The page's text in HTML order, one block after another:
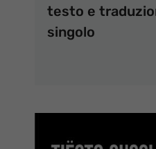
testo e
singolo